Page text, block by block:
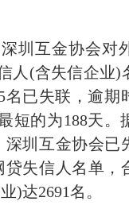
圳互金协会对
人(含失信企业)
名已失联，逾期
短的为188天。
深圳互金协会已
贷失信人名单，
)达2691名。